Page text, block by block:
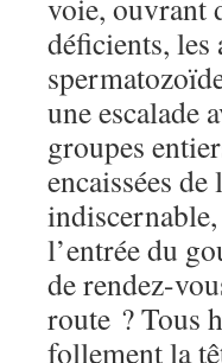
voie, ouvrant
déficients, les
une escalade
groupes
encaissées
l’entrée du
de rendez-
route ? Tous
follement la